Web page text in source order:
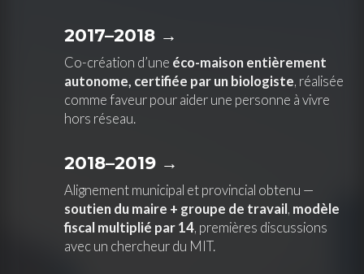
2017–2018 →
Co-création d’une éco-maison entièrement
autonome, certifiée par un biologiste, réalisée
comme faveur pour aider une personne à vivre
hors réseau.
2018–2019 →
Alignement municipal et provincial obtenu —
soutien du maire + groupe de travail, modèle
fiscal multiplié par 14, premières discussions
avec un chercheur du MIT.